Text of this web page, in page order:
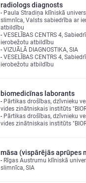
radiologs diagnosts
Paula Stradiņa klīniskā
slimnīca, Valsts sabiedrība ar
atbildību
VESELĪBAS CENTRS 4,
ierobežotu atbildību
VIZUĀLĀ DIAGNOSTIKA, SIA
VESELĪBAS CENTRS 4,
ierobežotu atbildību
biomedicīnas laborants
Pārtikas drošības, dzīvnieku
vides zinātniskais institūts
Pārtikas drošības, dzīvnieku
vides zinātniskais institūts
māsa (vispārējās aprūpes
Rīgas Austrumu klīniskā
slimnīca, SIA